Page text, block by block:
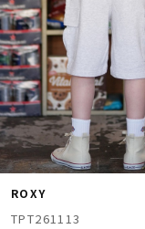
ROXY
TPT261113